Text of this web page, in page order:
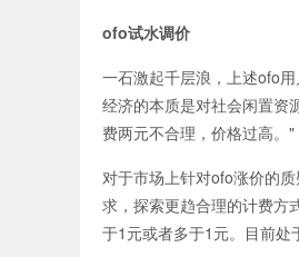
ofo试水调价
一石激起千层浪，上述ofo
经济的本质是对社会闲置资
费两元不合理，价格过高。"
对于市场上针对ofo涨价的
求，探索更趋合理的计费方
于1元或者多于1元。目前处